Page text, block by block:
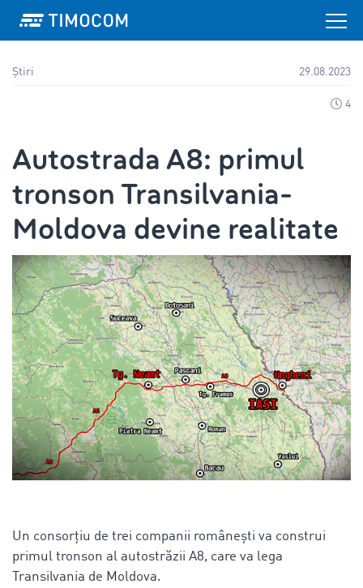
Știri 29.08.2023
4
Autostrada A8: primul
tronson Transilvania-
Moldova devine realitate
Un consorțiu de trei companii românești va construi
primul tronson al autostrăzii A8, care va lega
Transilvania de Moldova.